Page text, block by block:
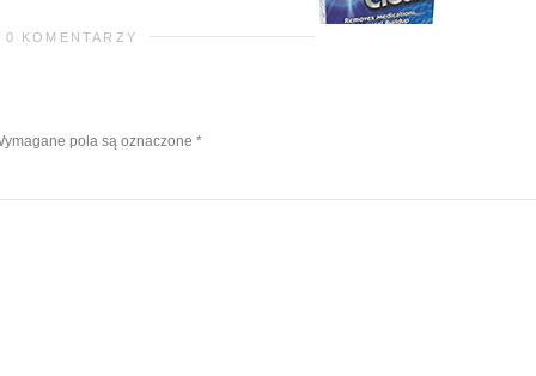
0 KOMENTARZY
pola są oznaczone *